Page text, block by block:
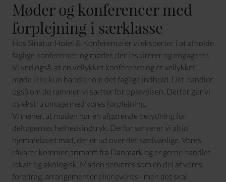
Møder og konferencer med
forplejning i særklasse
Hos Sinatur Hotel & Konference er vi eksperter i at afholde
faglige konferencer og møder, der inspirerer og engagerer.
Vi ved også, at en vellykket konference og et vellykket
møde ikke kun handler om det faglige indhold. Det handler
også om de rammer, vi sætter for oplevelsen. Derfor gør vi
os ekstra umage med vores forplejning.
Vi mener, at maden har en afgørende betydning for
deltagernes helhedsindtryk. Derfor serverer vi altid
hjemmelavet mad, der er ud over det sædvanlige. Vores
råvarer kommer primært fra Danmark og er gerne handlet
lokalt og økologisk. Maden serveres som en del af vores
foredrag, arrangementer eller events - men det skal